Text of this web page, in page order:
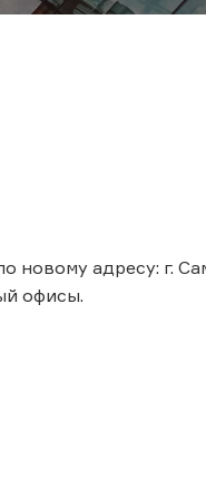
новому адресу: г.
офисы.